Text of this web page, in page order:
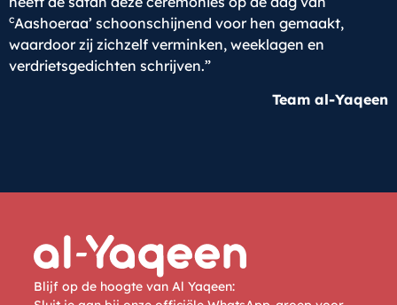
cAashoeraa’ schoonschijnend voor hen gemaakt,
waardoor zij zichzelf verminken, weeklagen en
verdrietsgedichten schrijven.”
Team al-Yaqeen
Blijf op de hoogte van Al Yaqeen: